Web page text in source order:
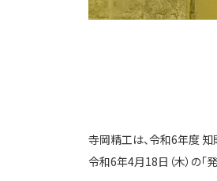
寺岡精工は、令和6年度 知
令和6年4月18日（木）の「